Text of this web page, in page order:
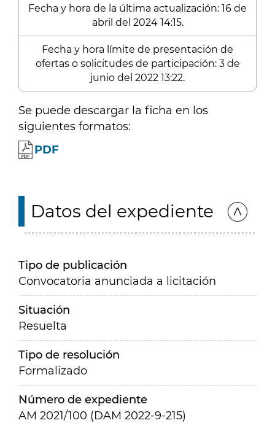
Fecha y hora de la última actualización: 16 de
abril del 2024 14:15.
Fecha y hora límite de presentación de
ofertas o solicitudes de participación: 3 de
junio del 2022 13:22.
Se puede descargar la ficha en los
siguientes formatos:
PDF
Datos del expediente
Tipo de publicación
Convocatoria anunciada a licitación
Situación
Resuelta
Tipo de resolución
Formalizado
Número de expediente
AM 2021/100 (DAM 2022-9-215)